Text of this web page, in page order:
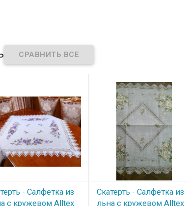
- Салфетка из
с кружевом Alltex
Скатерть - Салфетка из
льна с кружевом Alltex